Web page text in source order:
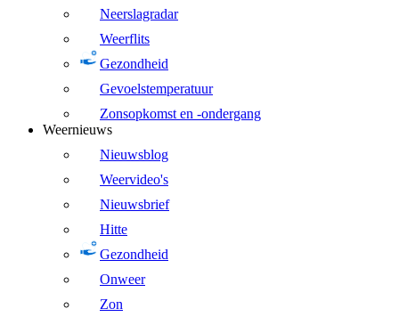
Neerslagradar
Weerflits
Gezondheid
Gevoelstemperatuur
Zonsopkomst en -ondergang
Weernieuws
Nieuwsblog
Weervideo's
Nieuwsbrief
Hitte
Gezondheid
Onweer
Zon